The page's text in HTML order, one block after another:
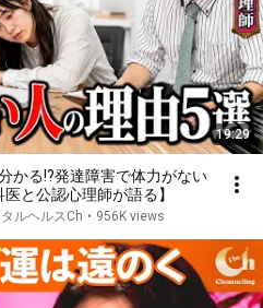
19:29
かる!?発達障害で体力がない
と公認心理師が語る】
ルヘルスCh • 956K views